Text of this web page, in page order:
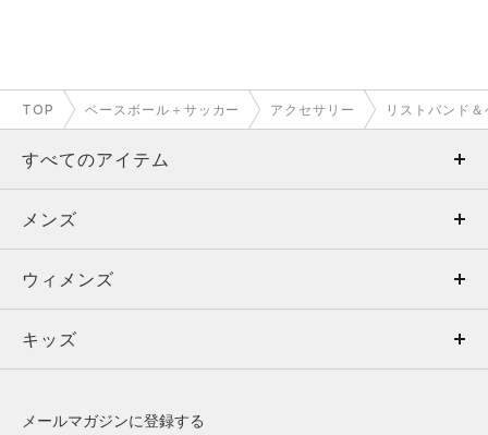
TOP ベースボール＋サッカー アクセサリー リストバンド
すべてのアイテム
メンズ
ウィメンズ
キッズ
メンズ
トップス
ボトムス
ウィメンズ
トップス
キッズ
メールマガジンに登録する